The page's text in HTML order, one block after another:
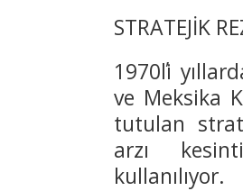
STRATEJİK
1970΄li
ve Meksika
tutulan
arzı
kullanılıyor.